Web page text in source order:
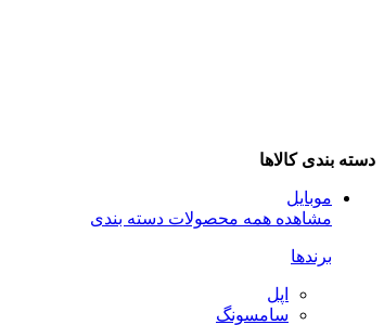
دسته بندی کالاها
موبایل
مشاهده همه محصولات دسته بندی
برندها
اپل
سامسونگ